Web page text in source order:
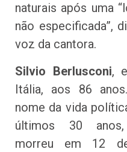
naturais após uma
não especificada”,
voz da cantora.
Silvio Berlusconi,
Itália, aos 86
nome da vida
últimos 30 anos,
morreu em 12